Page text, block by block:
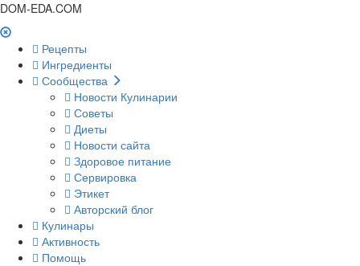
DOM-EDA.COM
Рецепты
Ингредиенты
Сообщества
Новости Кулинарии
Советы
Диеты
Новости сайта
Здоровое питание
Сервировка
Этикет
Авторский блог
Кулинары
Активность
Помощь